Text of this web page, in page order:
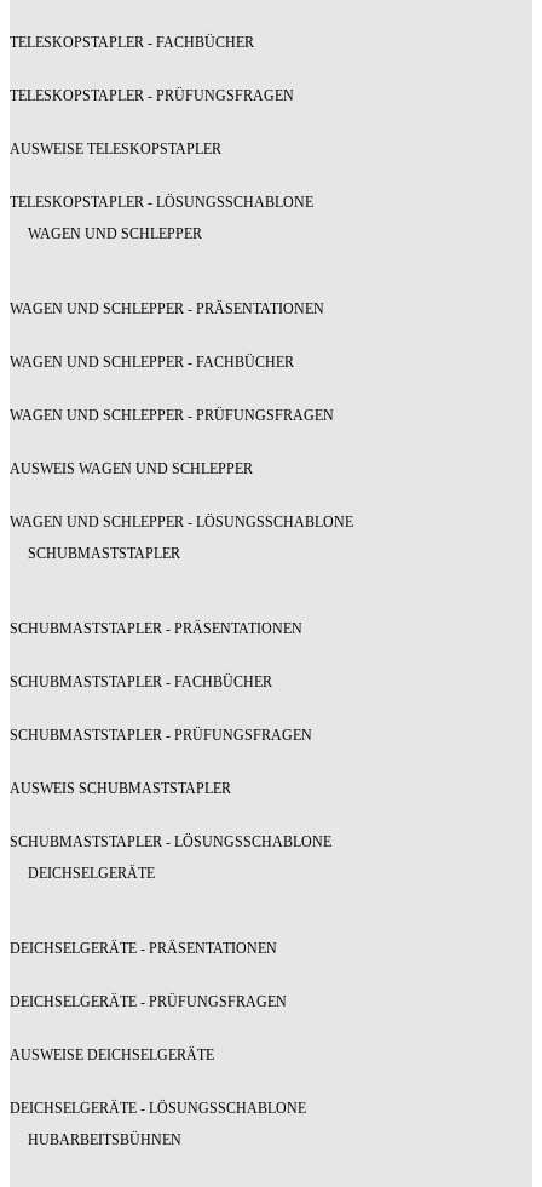
TELESKOPSTAPLER - FACHBÜCHER
TELESKOPSTAPLER - PRÜFUNGSFRAGEN
AUSWEISE TELESKOPSTAPLER
TELESKOPSTAPLER - LÖSUNGSSCHABLONE
WAGEN UND SCHLEPPER
WAGEN UND SCHLEPPER - PRÄSENTATIONEN
WAGEN UND SCHLEPPER - FACHBÜCHER
WAGEN UND SCHLEPPER - PRÜFUNGSFRAGEN
AUSWEIS WAGEN UND SCHLEPPER
WAGEN UND SCHLEPPER - LÖSUNGSSCHABLONE
SCHUBMASTSTAPLER
SCHUBMASTSTAPLER - PRÄSENTATIONEN
SCHUBMASTSTAPLER - FACHBÜCHER
SCHUBMASTSTAPLER - PRÜFUNGSFRAGEN
AUSWEIS SCHUBMASTSTAPLER
SCHUBMASTSTAPLER - LÖSUNGSSCHABLONE
DEICHSELGERÄTE
DEICHSELGERÄTE - PRÄSENTATIONEN
DEICHSELGERÄTE - PRÜFUNGSFRAGEN
AUSWEISE DEICHSELGERÄTE
DEICHSELGERÄTE - LÖSUNGSSCHABLONE
HUBARBEITSBÜHNEN